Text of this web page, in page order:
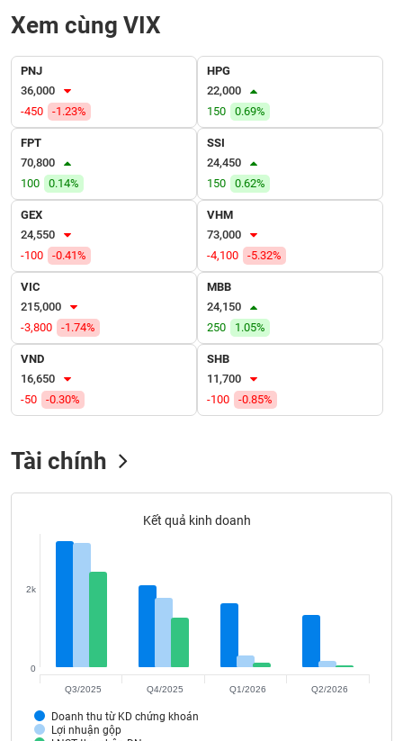
Xem cùng VIX
PNJ
36,000
-450
-1.23%
HPG
22,000
150
0.69%
FPT
70,800
100
0.14%
SSI
24,450
150
0.62%
GEX
24,550
-100
-0.41%
VHM
73,000
-4,100
-5.32%
VIC
215,000
-3,800
-1.74%
MBB
24,150
250
1.05%
VND
16,650
-50
-0.30%
SHB
11,700
-100
-0.85%
Tài chính
Kết quả kinh doanh
Lợi nhuận gộp
Doanh thu từ KD chứng khoán
0
2k
Q3/2025 Q4/2025 Q1/2026 Q2/2026
TRUYỀN
BẤT
ĐỘNG
SẢN
Mã
chứng
khoán
(-)
Tất cả Chứng chỉ quỹ
Lãnh
đạo
Người nội bộ Người liên quan
tức
viết
của
giả